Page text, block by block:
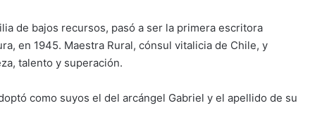
de bajos recursos, pasó a ser la primera escritora
en 1945. Maestra Rural, cónsul vitalicia de Chile, y
talento y superación.
como suyos el del arcángel Gabriel y el apellido de su